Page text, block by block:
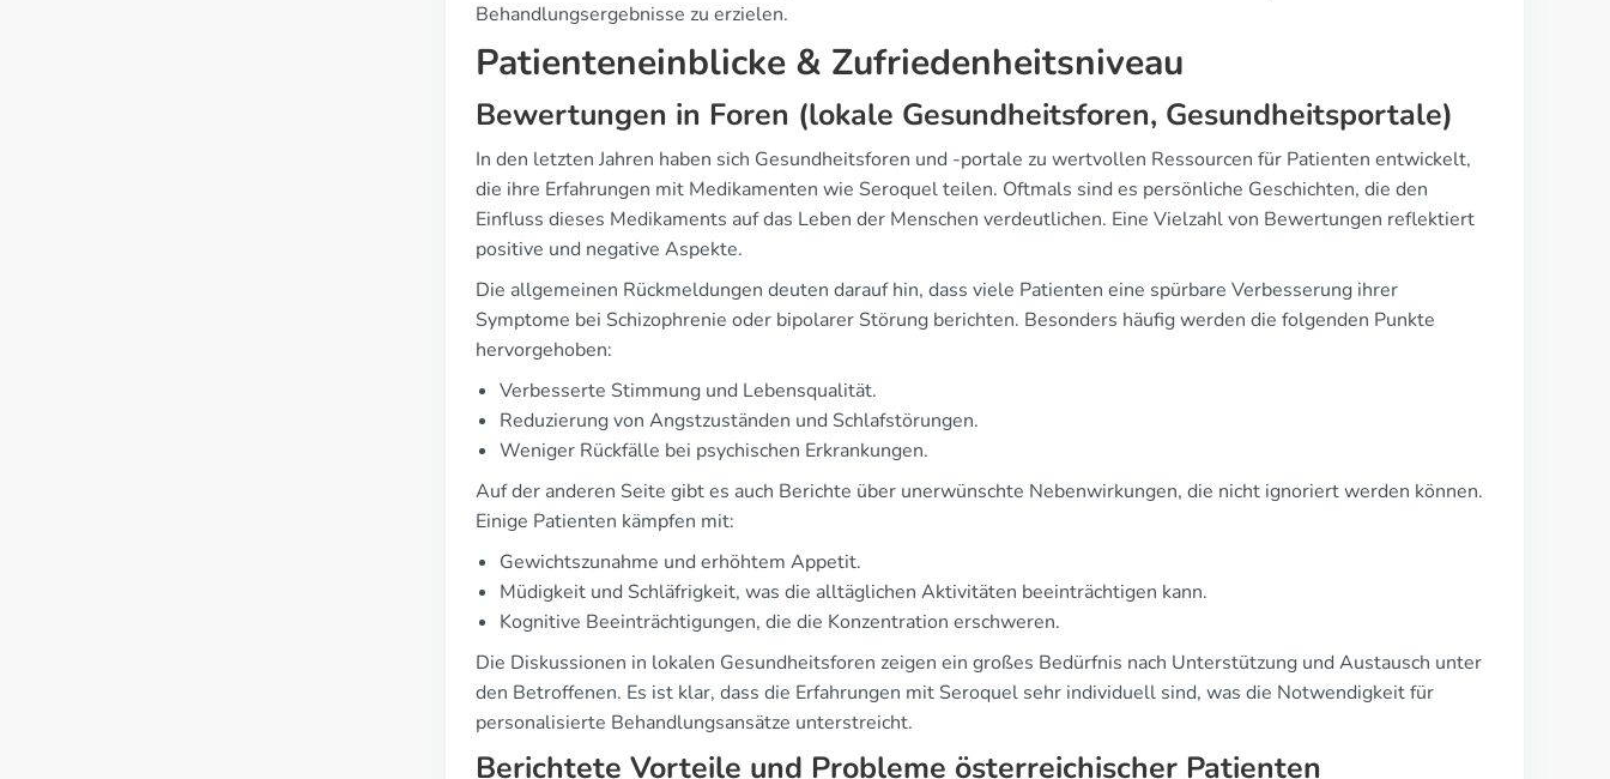
Behandlungsergebnisse zu erzielen.
Patienteneinblicke & Zufriedenheitsniveau
Bewertungen in Foren (lokale Gesundheitsforen, Gesundheitsportale)
In den letzten Jahren haben sich Gesundheitsforen und -portale zu wertvollen Ressourcen für Patienten entwickelt,
die ihre Erfahrungen mit Medikamenten wie Seroquel teilen. Oftmals sind es persönliche Geschichten, die den
Einfluss dieses Medikaments auf das Leben der Menschen verdeutlichen. Eine Vielzahl von Bewertungen reflektiert
positive und negative Aspekte.
Die allgemeinen Rückmeldungen deuten darauf hin, dass viele Patienten eine spürbare Verbesserung ihrer
Symptome bei Schizophrenie oder bipolarer Störung berichten. Besonders häufig werden die folgenden Punkte
hervorgehoben:
Verbesserte Stimmung und Lebensqualität.
Reduzierung von Angstzuständen und Schlafstörungen.
Weniger Rückfälle bei psychischen Erkrankungen.
Auf der anderen Seite gibt es auch Berichte über unerwünschte Nebenwirkungen, die nicht ignoriert werden können.
Einige Patienten kämpfen mit:
Gewichtszunahme und erhöhtem Appetit.
Müdigkeit und Schläfrigkeit, was die alltäglichen Aktivitäten beeinträchtigen kann.
Kognitive Beeinträchtigungen, die die Konzentration erschweren.
Die Diskussionen in lokalen Gesundheitsforen zeigen ein großes Bedürfnis nach Unterstützung und Austausch unter
den Betroffenen. Es ist klar, dass die Erfahrungen mit Seroquel sehr individuell sind, was die Notwendigkeit für
personalisierte Behandlungsansätze unterstreicht.
Berichtete Vorteile und Probleme österreichischer Patienten